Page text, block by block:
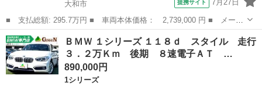
大和市
提携サイト 7月27日
■ 支払総額: 295.7万円 ■ 車両本体価格： 2,739,000 円 ■ メーカ
ー名： ＢＭＷ ■ 車種名： １シリーズ ■ グレード名： １１８
ｄ Ｍスポーツ ディーゼルターボ オートマチック トランク リ
ッド ロ...
神奈川 大和市
ＢＭＷ １シリーズ １１８ｄ スタイル 走行
３．２万Ｋｍ 後期 ８速電子ＡＴ …
890,000円
1シリーズ